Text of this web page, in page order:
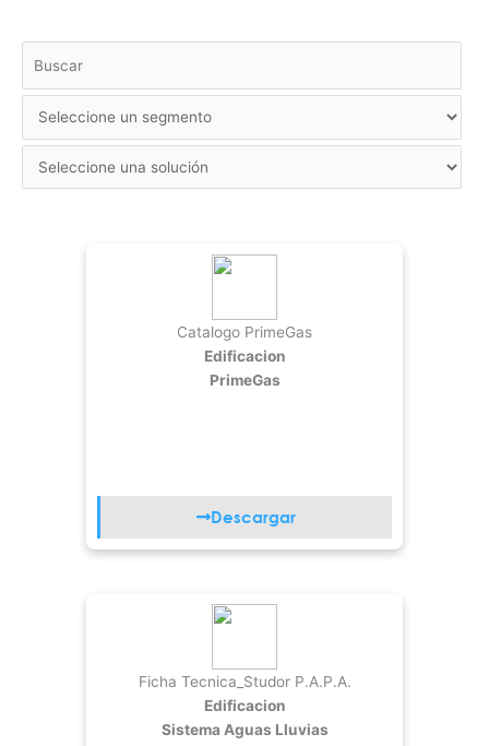
Catalogo PrimeGas
Edificacion
PrimeGas
Descargar
Ficha Tecnica_Studor P.A.P.A.
Edificacion
Sistema Aguas Lluvias